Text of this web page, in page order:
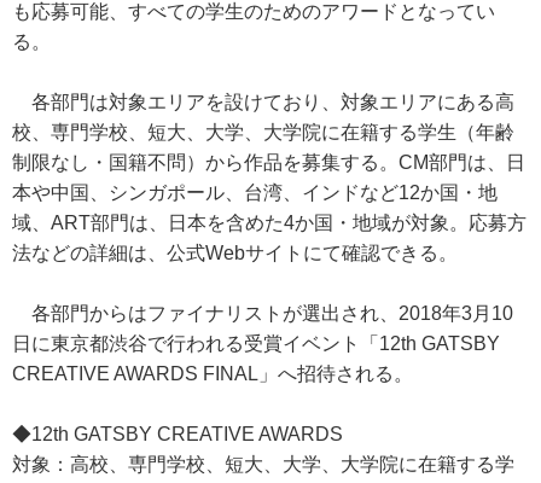
も応募可能、すべての学生のためのアワードとなってい
る。
各部門は対象エリアを設けており、対象エリアにある高
校、専門学校、短大、大学、大学院に在籍する学生（年齢
制限なし・国籍不問）から作品を募集する。CM部門は、日
本や中国、シンガポール、台湾、インドなど12か国・地
域、ART部門は、日本を含めた4か国・地域が対象。応募方
法などの詳細は、公式Webサイトにて確認できる。
各部門からはファイナリストが選出され、2018年3月10
日に東京都渋谷で行われる受賞イベント「12th GATSBY
CREATIVE AWARDS FINAL」へ招待される。
◆12th GATSBY CREATIVE AWARDS
対象：高校、専門学校、短大、大学、大学院に在籍する学